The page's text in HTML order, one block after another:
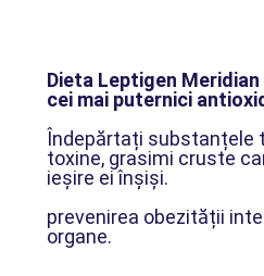
Dieta Leptigen
cei mai puternici
Îndepărtați substanțele
toxine, grasimi cruste
ieșire ei înșiși.
prevenirea obezității
organe.